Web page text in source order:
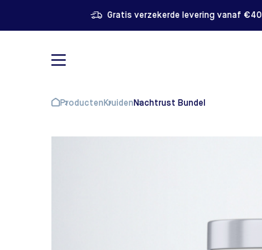
Gratis verzekerde levering vanaf €40
ProductenKruidenNachtrust Bundel